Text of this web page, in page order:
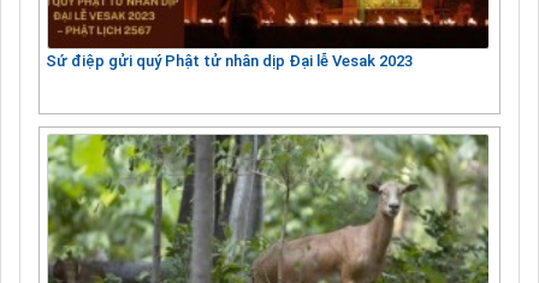
Sứ điệp gửi quý Phật tử nhân dịp Đại lễ Vesak 2023